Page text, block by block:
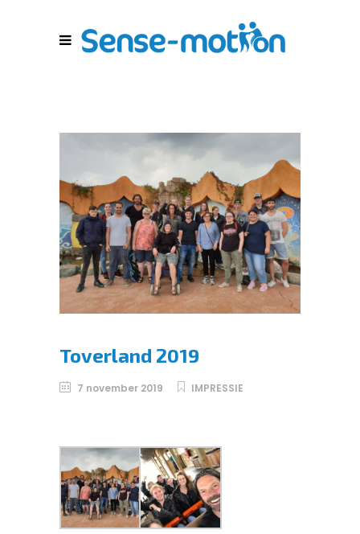
Toverland 2019
7 november 2019 IMPRESSIE